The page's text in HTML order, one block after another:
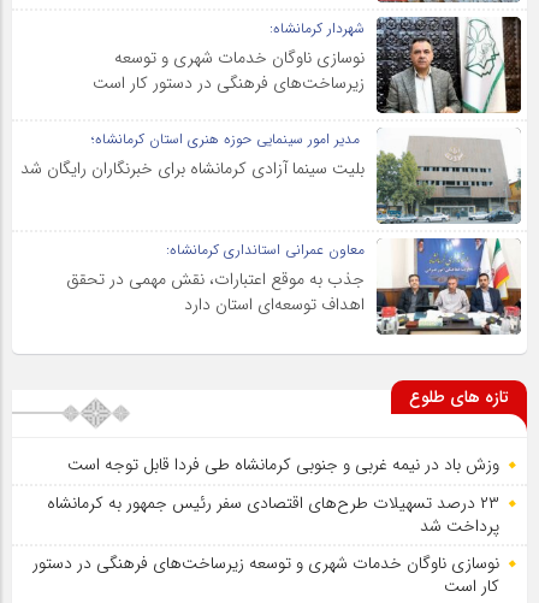
شهردار کرمانشاه:
نوسازی ناوگان خدمات شهری و توسعه
زیرساخت‌های فرهنگی در دستور کار است
مدیر امور سینمایی حوزه هنری استان کرمانشاه؛
بلیت سینما آزادی کرمانشاه برای خبرنگاران رایگان شد
معاون عمرانی استانداری کرمانشاه:
جذب به موقع اعتبارات، نقش مهمی در تحقق
اهداف توسعه‌ای استان دارد
تازه های طلوع
وزش باد در نیمه غربی و جنوبی کرمانشاه طی فردا قابل توجه است
۲۳ درصد تسهیلات طرح‌های اقتصادی سفر رئیس جمهور به کرمانشاه
پرداخت شد
نوسازی ناوگان خدمات شهری و توسعه زیرساخت‌های فرهنگی در دستور
کار است